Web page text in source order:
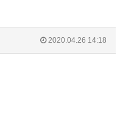
2020.04.26 14:18